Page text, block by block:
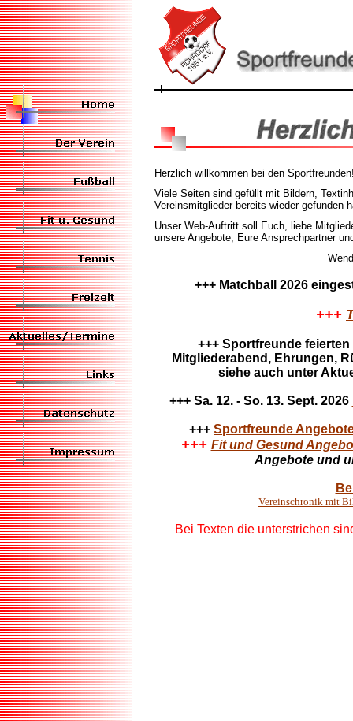
Herzlich willkommen bei den
Viele Seiten sind gefüllt mit Bildern,
Vereinsmitglieder bereits wieder gefunden
Unser Web-Auftritt soll Euch, liebe
unsere Angebote, Eure Ansprechpartner
Wende Dich für
+++ Matchball 2026
+++
+++ Sportfreunde feierten
Mitgliederabend, Ehrungen,
siehe auch unter
+++ Sa. 12. - So. 13. Sept. 2026
+++ Sportfreunde
+++ Fit und Gesund
Angebote und
Vereinschronik mit
Bei Texten die unterstrichen